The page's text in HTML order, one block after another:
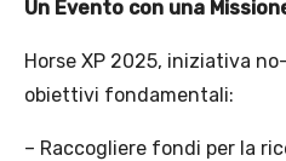
Un Evento con una
Horse XP 2025, iniziativa
obiettivi fondamentali:
– Raccogliere fondi per la